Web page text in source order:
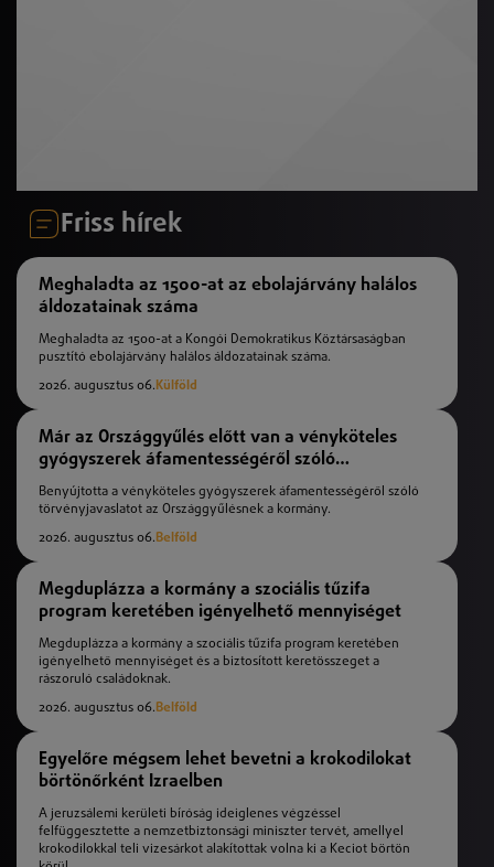
Friss hírek
Meghaladta az 1500-at az ebolajárvány halálos
áldozatainak száma
Meghaladta az 1500-at a Kongói Demokratikus Köztársaságban
pusztító ebolajárvány halálos áldozatainak száma.
2026. augusztus 06. Külföld
Már az Országgyűlés előtt van a vényköteles
gyógyszerek áfamentességéről szóló
Benyújtotta a vényköteles gyógyszerek áfamentességéről szóló
törvényjavaslatot az Országgyűlésnek a kormány.
2026. augusztus 06.Belföld
Megduplázza a kormány a szociális tűzifa
program keretében igényelhető mennyiséget
Megduplázza a kormány a szociális tűzifa program keretében
igényelhető mennyiséget és a biztosított keretösszeget a
rászoruló családoknak.
2026. augusztus 06.Belföld
Egyelőre mégsem lehet bevetni a krokodilokat
börtönőrként Izraelben
A jeruzsálemi kerületi bíróság ideiglenes végzéssel
felfüggesztette a nemzetbiztonsági miniszter tervét, amellyel
krokodilokkal teli vizesárkot alakítottak volna ki a Keciot börtön